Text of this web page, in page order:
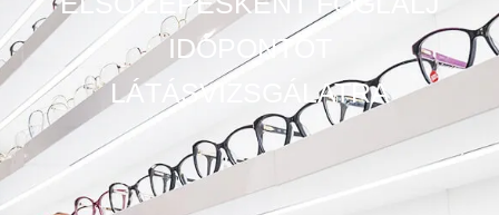
IDŐPONTOT
LÁTÁSVIZSGÁLATRA